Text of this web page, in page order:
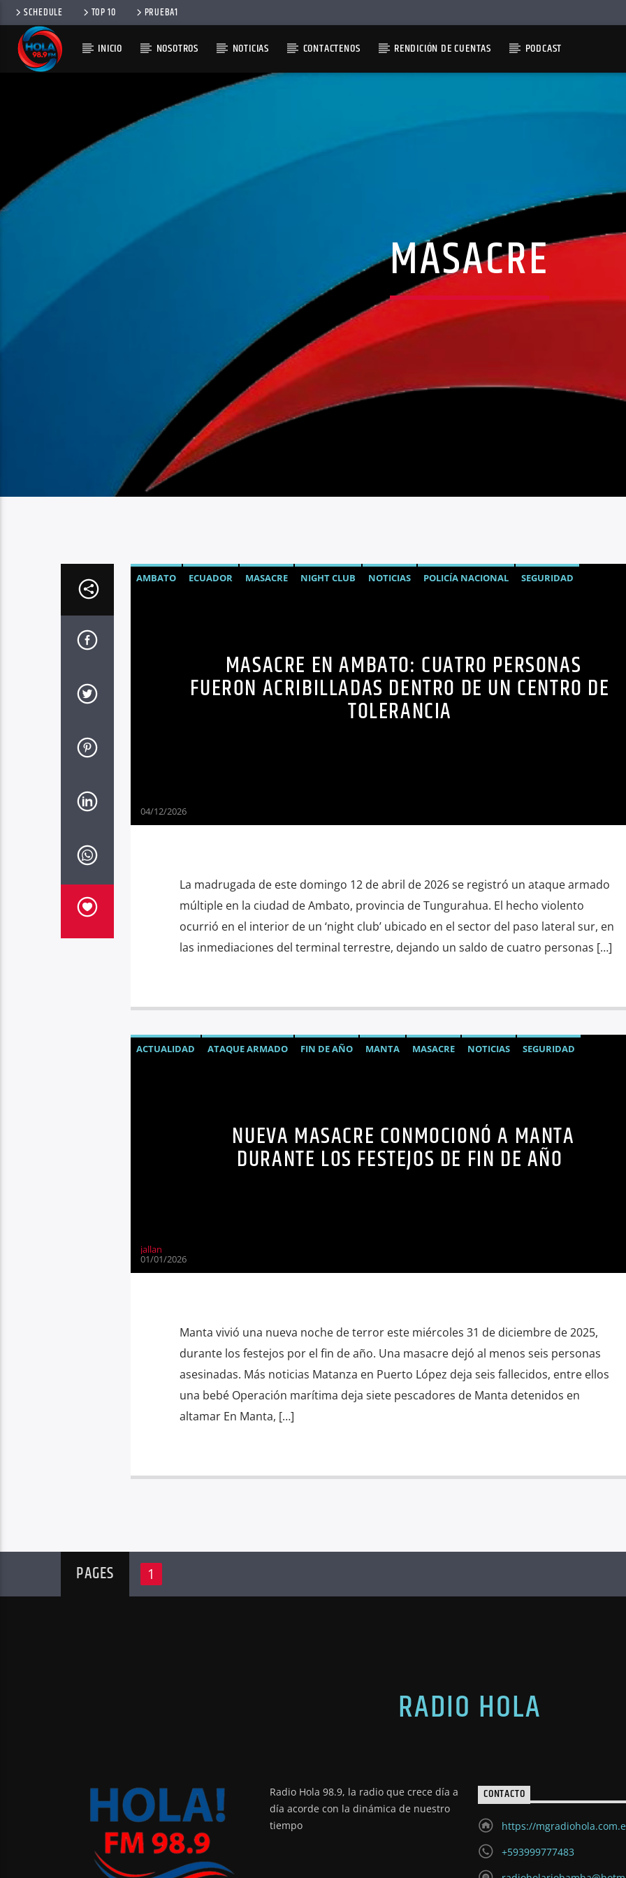
SCHEDULE TOP 10 PRUEBA1
INICIO NOSOTROS NOTICIAS CONTACTENOS RENDICIÓN DE CUENTAS PODCAST
MASACRE
AMBATO ECUADOR MASACRE NIGHT CLUB NOTICIAS POLICÍA NACIONAL SEGURIDAD
MASACRE EN AMBATO: CUATRO PERSONAS
FUERON ACRIBILLADAS DENTRO DE UN CENTRO DE
TOLERANCIA
04/12/2026
La madrugada de este domingo 12 de abril de 2026 se registró un ataque armado
múltiple en la ciudad de Ambato, provincia de Tungurahua. El hecho violento
ocurrió en el interior de un ‘night club’ ubicado en el sector del paso lateral sur, en
las inmediaciones del terminal terrestre, dejando un saldo de cuatro personas […]
ACTUALIDAD ATAQUE ARMADO FIN DE AÑO MANTA MASACRE NOTICIAS SEGURIDAD
NUEVA MASACRE CONMOCIONÓ A MANTA
DURANTE LOS FESTEJOS DE FIN DE AÑO
jallan
01/01/2026
Manta vivió una nueva noche de terror este miércoles 31 de diciembre de 2025,
durante los festejos por el fin de año. Una masacre dejó al menos seis personas
asesinadas. Más noticias Matanza en Puerto López deja seis fallecidos, entre ellos
una bebé Operación marítima deja siete pescadores de Manta detenidos en
altamar En Manta, […]
PAGES 1
RADIO HOLA
Radio Hola 98.9, la radio que crece día a
día acorde con la dinámica de nuestro
tiempo
CONTACTO
https://
+593999777483